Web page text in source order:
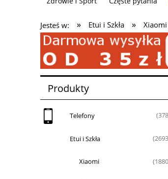
Jesteś w: » Etui i Szkła » Xiaomi
Produkty
Telefony
Etui i Szkła
Xiaomi